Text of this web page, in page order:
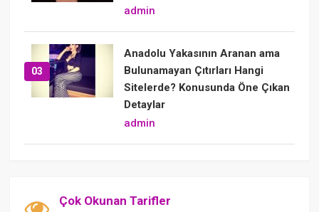
admin
03
Anadolu Yakasının Aranan ama
Bulunamayan Çıtırları Hangi
Sitelerde? Konusunda Öne Çıkan
Detaylar
admin
Çok Okunan Tarifler